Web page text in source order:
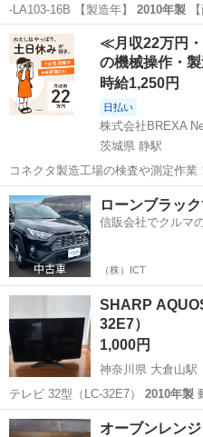
-LA103-16B 【製造年】 2010年製
香川 さぬき市 長尾駅 テ
≪月収22万円
の機械操作・
時給1,250円
日払い
株式会社BREXA
茨城県 静駅
コネクタ製造工場の検査や測定作
日128日★クリーンルーム内作業★
★就業先食堂利用可！日払い制度あり！
工場のお仕事 ◇コネクタ製造工...
茨城 常陸大宮市 静駅
ローンブラッ
信販会社でクルマ
（株）ICT
SHARP
32E7）
1,000円
神奈川県 大倉山駅
テレビ 32型（LC-32E7） 2010年製
神奈川 横浜市 大倉山駅
オーブンレンジ